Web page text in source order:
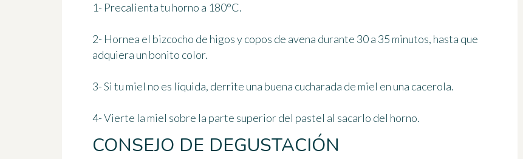
1- Precalienta tu horno a 180°C.
2- Hornea el bizcocho de higos y copos de avena durante 30 a 35 minutos, hasta que
adquiera un bonito color.
3- Si tu miel no es líquida, derrite una buena cucharada de miel en una cacerola.
4- Vierte la miel sobre la parte superior del pastel al sacarlo del horno.
CONSEJO DE DEGUSTACIÓN